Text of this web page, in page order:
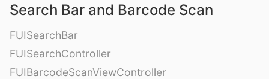
Search Bar and Barcode Scan
FUISearchBar
FUISearchController
FUIBarcodeScanViewController